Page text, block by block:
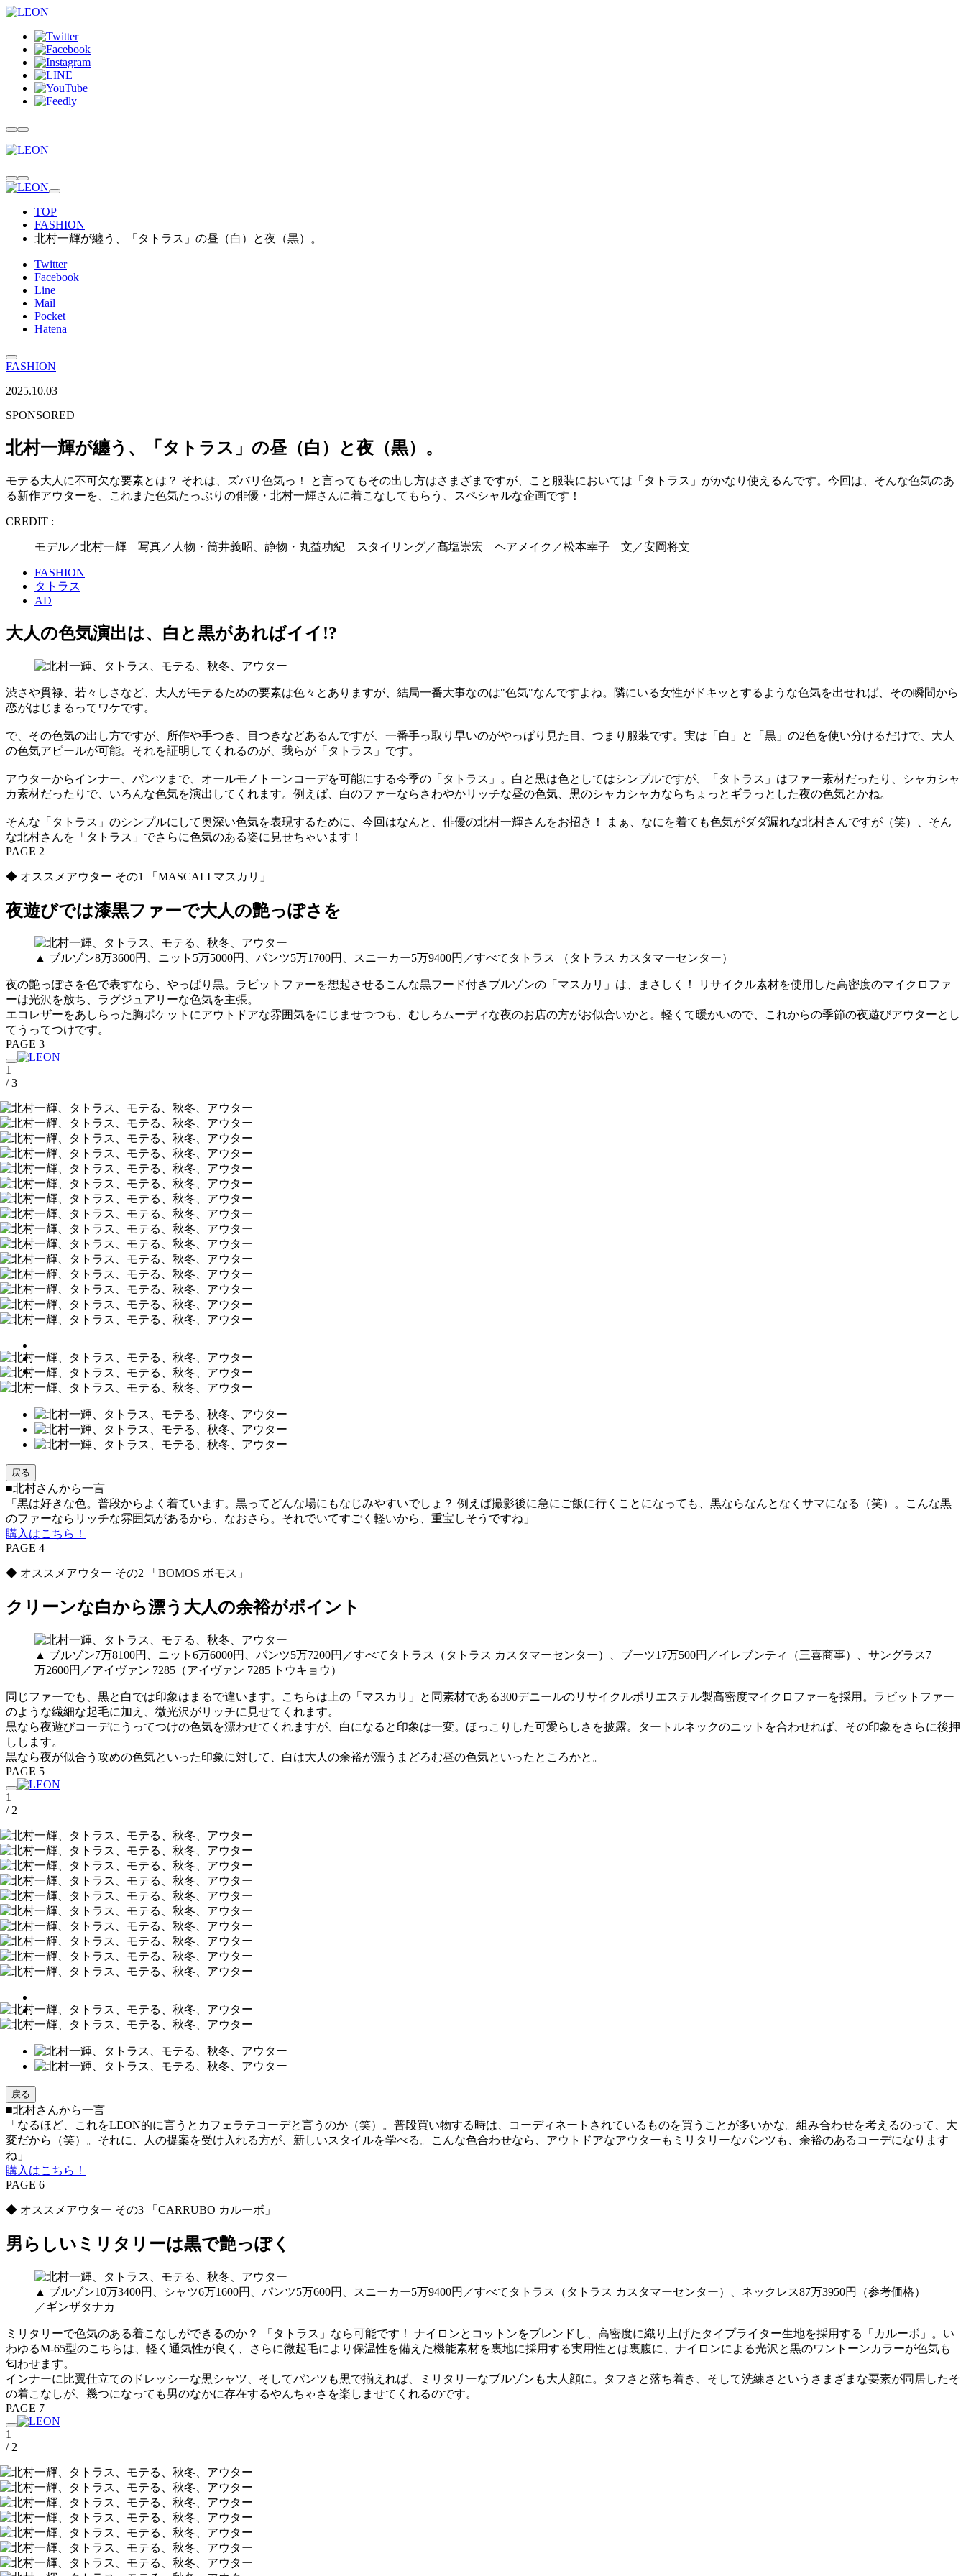
TOP
FASHION
北村一輝が纏う、「タトラス」の昼（白）と夜（黒）。
Twitter
Facebook
Line
Mail
Pocket
Hatena
FASHION
2025.10.03
SPONSORED
北村一輝が纏う、「タトラス」の昼（白）と夜（黒）。
モテる大人に不可欠な要素とは？ それは、ズバリ色気っ！ と言ってもその出し方はさまざまですが、こと服装においては「タトラス」がかなり使えるんです。今回は、そんな色気のあ
る新作アウターを、これまた色気たっぷりの俳優・北村一輝さんに着こなしてもらう、スペシャルな企画です！
CREDIT :
モデル／北村一輝 写真／人物・筒井義昭、静物・丸益功紀 スタイリング／髙塩崇宏 ヘアメイク／松本幸子 文／安岡将文
FASHION
タトラス
AD
大人の色気演出は、白と黒があればイイ!?
渋さや貫禄、若々しさなど、大人がモテるための要素は色々とありますが、結局一番大事なのは"色気"なんですよね。隣にいる女性がドキッとするような色気を出せれば、その瞬間から
恋がはじまるってワケです。
で、その色気の出し方ですが、所作や手つき、目つきなどあるんですが、一番手っ取り早いのがやっぱり見た目、つまり服装です。実は「白」と「黒」の2色を使い分けるだけで、大人
の色気アピールが可能。それを証明してくれるのが、我らが「タトラス」です。
アウターからインナー、パンツまで、オールモノトーンコーデを可能にする今季の「タトラス」。白と黒は色としてはシンプルですが、「タトラス」はファー素材だったり、シャカシャ
カ素材だったりで、いろんな色気を演出してくれます。例えば、白のファーならさわやかリッチな昼の色気、黒のシャカシャカならちょっとギラっとした夜の色気とかね。
そんな「タトラス」のシンプルにして奥深い色気を表現するために、今回はなんと、俳優の北村一輝さんをお招き！ まぁ、なにを着ても色気がダダ漏れな北村さんですが（笑）、そん
な北村さんを「タトラス」でさらに色気のある姿に見せちゃいます！
PAGE 2
◆ オススメアウター その1 「MASCALI マスカリ」
夜遊びでは漆黒ファーで大人の艶っぽさを
▲ ブルゾン8万3600円、ニット5万5000円、パンツ5万1700円、スニーカー5万9400円／すべてタトラス （タトラス カスタマーセンター）
夜の艶っぽさを色で表すなら、やっぱり黒。ラビットファーを想起させるこんな黒フード付きブルゾンの「マスカリ」は、まさしく！ リサイクル素材を使用した高密度のマイクロファ
ーは光沢を放ち、ラグジュアリーな色気を主張。
エコレザーをあしらった胸ポケットにアウトドアな雰囲気をにじませつつも、むしろムーディな夜のお店の方がお似合いかと。軽くて暖かいので、これからの季節の夜遊びアウターとし
てうってつけです。
PAGE 3
1
/ 3
戻る
■北村さんから一言
「黒は好きな色。普段からよく着ています。黒ってどんな場にもなじみやすいでしょ？ 例えば撮影後に急にご飯に行くことになっても、黒ならなんとなくサマになる（笑）。こんな黒
のファーならリッチな雰囲気があるから、なおさら。それでいてすごく軽いから、重宝しそうですね」
購入はこちら！
PAGE 4
◆ オススメアウター その2 「BOMOS ボモス」
クリーンな白から漂う大人の余裕がポイント
▲ ブルゾン7万8100円、ニット6万6000円、パンツ5万7200円／すべてタトラス（タトラス カスタマーセンター）、ブーツ17万500円／イレブンティ（三喜商事）、サングラス7
万2600円／アイヴァン 7285（アイヴァン 7285 トウキョウ）
同じファーでも、黒と白では印象はまるで違います。こちらは上の「マスカリ」と同素材である300デニールのリサイクルポリエステル製高密度マイクロファーを採用。ラビットファー
のような繊細な起毛に加え、微光沢がリッチに見せてくれます。
黒なら夜遊びコーデにうってつけの色気を漂わせてくれますが、白になると印象は一変。ほっこりした可愛らしさを披露。タートルネックのニットを合わせれば、その印象をさらに後押
しします。
黒なら夜が似合う攻めの色気といった印象に対して、白は大人の余裕が漂うまどろむ昼の色気といったところかと。
PAGE 5
1
/ 2
戻る
■北村さんから一言
「なるほど、これをLEON的に言うとカフェラテコーデと言うのか（笑）。普段買い物する時は、コーディネートされているものを買うことが多いかな。組み合わせを考えるのって、大
変だから（笑）。それに、人の提案を受け入れる方が、新しいスタイルを学べる。こんな色合わせなら、アウトドアなアウターもミリタリーなパンツも、余裕のあるコーデになります
ね」
購入はこちら！
PAGE 6
◆ オススメアウター その3 「CARRUBO カルーボ」
男らしいミリタリーは黒で艶っぽく
▲ ブルゾン10万3400円、シャツ6万1600円、パンツ5万600円、スニーカー5万9400円／すべてタトラス（タトラス カスタマーセンター）、ネックレス87万3950円（参考価格）
／ギンザタナカ
ミリタリーで色気のある着こなしができるのか？ 「タトラス」なら可能です！ ナイロンとコットンをブレンドし、高密度に織り上げたタイプライター生地を採用する「カルーボ」。い
わゆるM-65型のこちらは、軽く通気性が良く、さらに微起毛により保温性を備えた機能素材を裏地に採用する実用性とは裏腹に、ナイロンによる光沢と黒のワントーンカラーが色気も
匂わせます。
インナーに比翼仕立てのドレッシーな黒シャツ、そしてパンツも黒で揃えれば、ミリタリーなブルゾンも大人顔に。タフさと落ち着き、そして洗練さというさまざまな要素が同居したそ
の着こなしが、幾つになっても男のなかに存在するやんちゃさを楽しませてくれるのです。
PAGE 7
1
/ 2